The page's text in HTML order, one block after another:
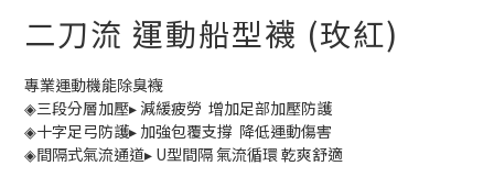
二刀流 運動船型襪 (玫紅)
專業運動機能除臭襪
◈三段分層加壓▸ 減緩疲勞  增加足部加壓防護
◈十字足弓防護▸ 加強包覆支撐  降低運動傷害​
◈間隔式氣流通道▸ U型間隔 氣流循環 乾爽舒適